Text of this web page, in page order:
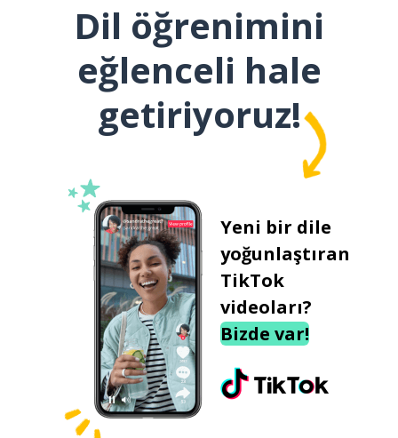
Dil öğrenimini
eğlenceli hale
getiriyoruz!
Yeni bir dile
yoğunlaştıran
TikTok
videoları?
Bizde var!